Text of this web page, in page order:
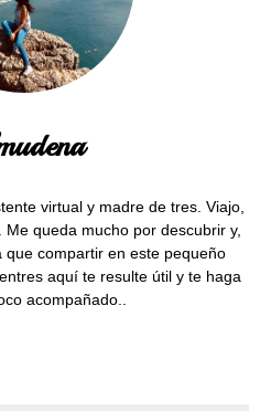
virtual y madre de tres. Viajo,
queda mucho por descubrir y,
compartir en este pequeño
aquí te resulte útil y te haga
acompañado..